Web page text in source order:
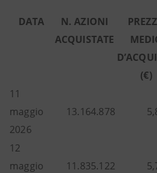
DATA
N. AZIONI
ACQUISTATE
(€)
11
maggio
2026
13.164.878
12
maggio
11.835.122